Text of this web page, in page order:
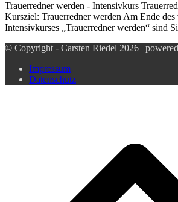
Trauerredner werden - Intensivkurs
Kursziel: Trauerredner werden Am Ende des
Intensivkurses „Trauerredner werden“ sind
© Copyright - Carsten Riedel 2026 |
Impressum
Datenschutz